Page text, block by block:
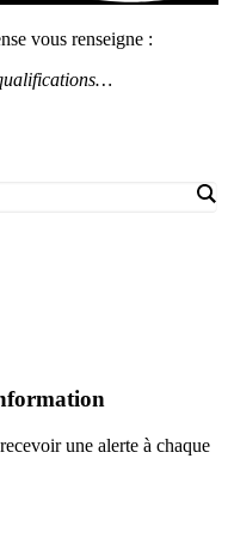
vous renseigne :
une alerte à chaque